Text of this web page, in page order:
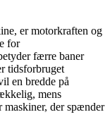
er motorkraften og
for
færre baner
tidsforbruget
en bredde på
mens
maskiner, der spænder